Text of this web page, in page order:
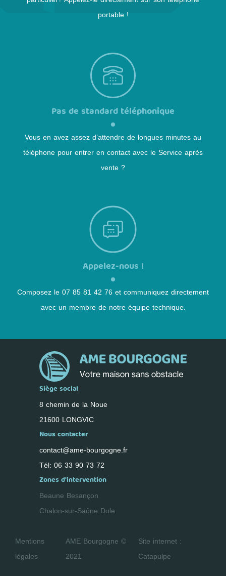
portable !
Pas de standard téléphonique
Vous en avez assez d’attendre de longues minutes au
téléphone pour entrer en contact avec le Service après
vente ?
Appelez-nous !
Composez le 07 85 81 42 76 et communiquez directement
avec un membre de notre équipe technique.
Siège social
8 chemin de la Noue
21600 LONGVIC
Nous contacter
contact@ame-bourgogne.fr
Tél: 06 33 90 73 72
Zones d'intervention
Beaune Besançon
Chalon-sur-Saône Dole
Mentions
légales
AME Bourgogne ©
2021
Site internet :
Catapulpe